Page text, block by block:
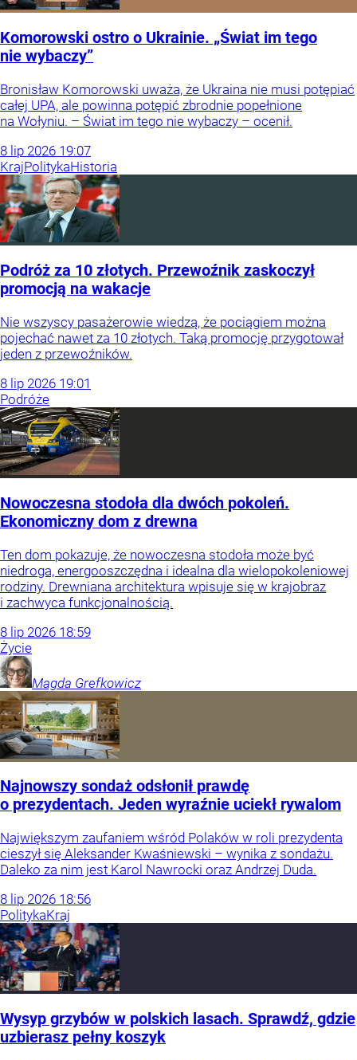
Komorowski ostro o Ukrainie. „Świat im tego
nie wybaczy”
Bronisław Komorowski uważa, że Ukraina nie musi potępiać
całej UPA, ale powinna potępić zbrodnie popełnione
na Wołyniu. – Świat im tego nie wybaczy – ocenił.
8 lip 2026 19:07
KrajPolitykaHistoria
Podróż za 10 złotych. Przewoźnik zaskoczył
promocją na wakacje
Nie wszyscy pasażerowie wiedzą, że pociągiem można
pojechać nawet za 10 złotych. Taką promocję przygotował
jeden z przewoźników.
8 lip 2026 19:01
Podróże
Nowoczesna stodoła dla dwóch pokoleń.
Ekonomiczny dom z drewna
Ten dom pokazuje, że nowoczesna stodoła może być
niedroga, energooszczędna i idealna dla wielopokoleniowej
rodziny. Drewniana architektura wpisuje się w krajobraz
i zachwyca funkcjonalnością.
8 lip 2026 18:59
Życie
Magda Grefkowicz
Najnowszy sondaż odsłonił prawdę
o prezydentach. Jeden wyraźnie uciekł rywalom
Największym zaufaniem wśród Polaków w roli prezydenta
cieszył się Aleksander Kwaśniewski – wynika z sondażu.
Daleko za nim jest Karol Nawrocki oraz Andrzej Duda.
8 lip 2026 18:56
PolitykaKraj
Wysyp grzybów w polskich lasach. Sprawdź, gdzie
uzbierasz pełny koszyk